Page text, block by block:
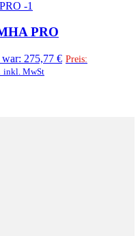
PRO
275,77 € Preis:
inkl. MwSt